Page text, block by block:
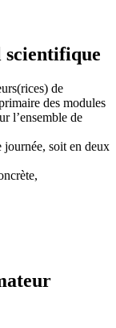
de
des modules
l’ensemble de
journée, soit en deux